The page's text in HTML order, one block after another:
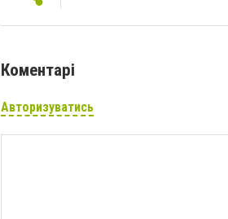
Коментарі
Авторизуватись